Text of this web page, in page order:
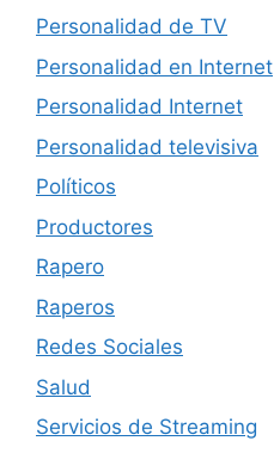
Personalidad de TV
Personalidad en Internet
Personalidad Internet
Personalidad televisiva
Políticos
Productores
Rapero
Raperos
Redes Sociales
Salud
Servicios de Streaming